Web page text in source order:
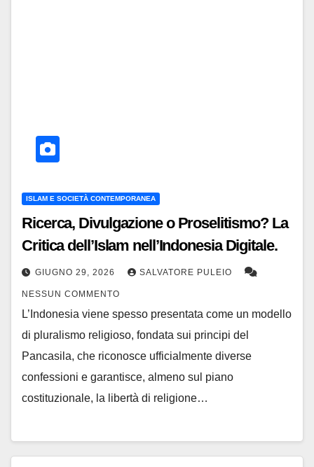
ISLAM E SOCIETÀ CONTEMPORANEA
Ricerca, Divulgazione o Proselitismo? La
Critica dell’Islam nell’Indonesia Digitale.
GIUGNO 29, 2026 SALVATORE PULEIO
NESSUN COMMENTO
L’Indonesia viene spesso presentata come un modello
di pluralismo religioso, fondata sui principi del
Pancasila, che riconosce ufficialmente diverse
confessioni e garantisce, almeno sul piano
costituzionale, la libertà di religione…